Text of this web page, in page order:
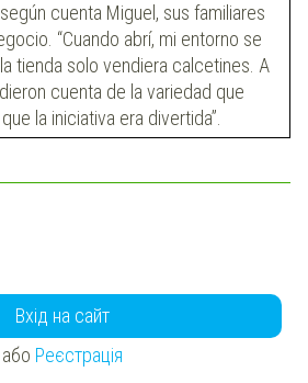
cuenta Miguel, sus familiares
“Cuando abrí, mi entorno se
tienda solo vendiera calcetines. A
cuenta de la variedad que
la iniciativa era divertida”.
Вхід на сайт
або Реєстрація